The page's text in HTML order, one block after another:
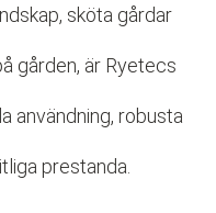
sköta gårdar
gården, är Ryetecs
användning, robusta
prestanda.